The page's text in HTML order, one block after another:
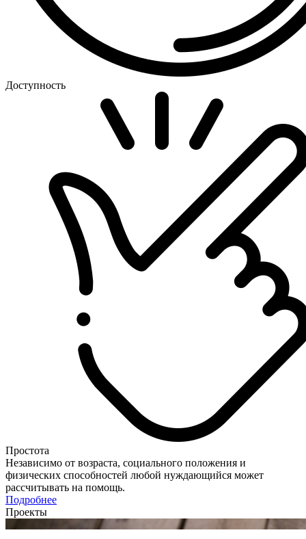
Доступность
Простота
Независимо от возраста, социального положения и
физических способностей любой нуждающийся может
рассчитывать на помощь.
Подробнее
Проекты